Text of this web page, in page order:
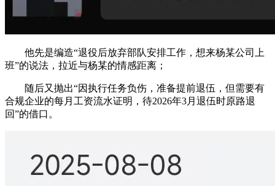
他先是编造“退役后放弃部队安排工作，想来杨某公司上
班”的说法，拉近与杨某的情感距离；
随后又抛出“因执行任务负伤，准备提前退伍，但需要有
合规企业的每月工资流水证明，待2026年3月退伍时原路退
回”的借口。